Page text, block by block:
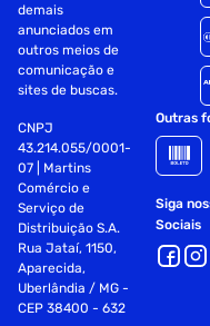
PE 26,84601%
PI 0%
PR 27,43043%
RJ 30,88126%
RN 0%
RO 0%
RR 0%
RS 0%
demais
anunciados em
outros meios de
comunicação e
sites de buscas.
CNPJ
43.214.055/0001-
07 | Martins
Comércio e
Serviço de
Distribuição S.A.
Rua Jataí, 1150,
Aparecida,
Uberlândia / MG -
CEP 38400 - 632
Outras
Siga
Sociais